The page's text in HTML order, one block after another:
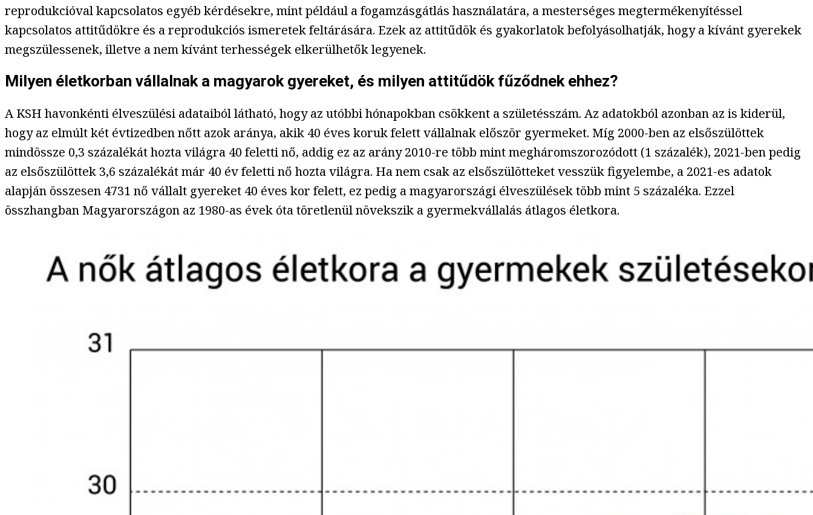
reprodukcióval kapcsolatos egyéb kérdésekre, mint például a fogamzásgátlás használatára, a mesterséges megtermékenyítéssel
kapcsolatos attitűdökre és a reprodukciós ismeretek feltárására. Ezek az attitűdök és gyakorlatok befolyásolhatják, hogy a kívánt gyerekek
megszülessenek, illetve a nem kívánt terhességek elkerülhetők legyenek.
Milyen életkorban vállalnak a magyarok gyereket, és milyen attitűdök fűződnek ehhez?
A KSH havonkénti élveszülési adataiból látható, hogy az utóbbi hónapokban csökkent a születésszám. Az adatokból azonban az is kiderül,
hogy az elmúlt két évtizedben nőtt azok aránya, akik 40 éves koruk felett vállalnak először gyermeket. Míg 2000-ben az elsőszülöttek
mindössze 0,3 százalékát hozta világra 40 feletti nő, addig ez az arány 2010-re több mint megháromszorozódott (1 százalék), 2021-ben pedig
az elsőszülöttek 3,6 százalékát már 40 év feletti nő hozta világra. Ha nem csak az elsőszülötteket vesszük figyelembe, a 2021-es adatok
alapján összesen 4731 nő vállalt gyereket 40 éves kor felett, ez pedig a magyarországi élveszülések több mint 5 százaléka. Ezzel
összhangban Magyarországon az 1980-as évek óta töretlenül növekszik a gyermekvállalás átlagos életkora.